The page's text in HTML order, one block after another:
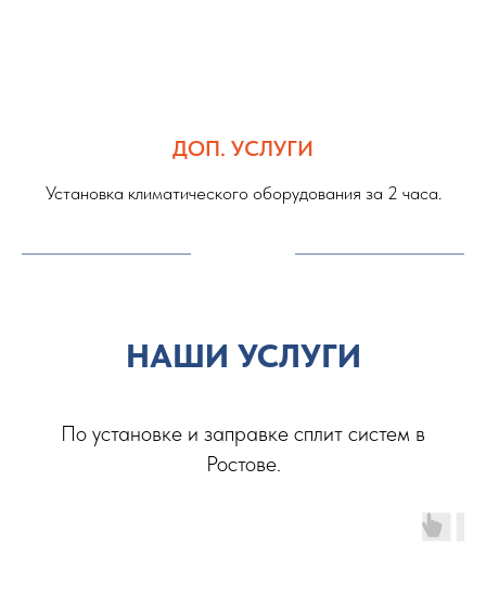
ДОП. УСЛУГИ
Установка климатического оборудования за 2 часа.
НАШИ УСЛУГИ
По установке и заправке сплит систем в
Ростове.